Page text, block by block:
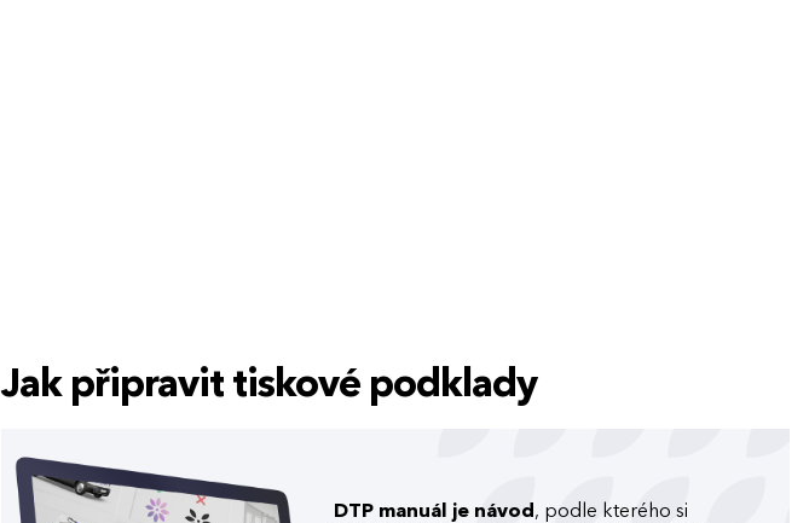
Jak připravit tiskové podklady
DTP manuál je návod , podle kterého si